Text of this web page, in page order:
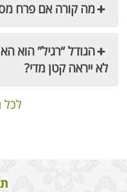
מה קורה אם פרח
הגודל “רגיל” הוא
לא ייראה קטן מדי?